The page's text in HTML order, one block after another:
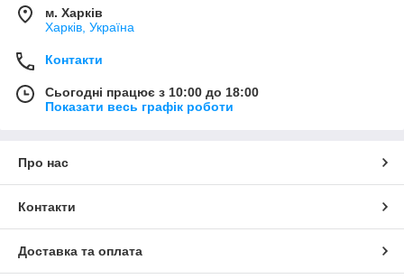
м. Харків
Харків, Україна
Контакти
Сьогодні працює з 10:00 до 18:00
Показати весь графік роботи
Про нас
Контакти
Доставка та оплата